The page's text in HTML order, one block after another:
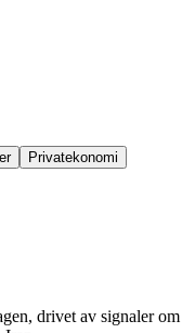
Privatekonomi
drivet av signaler om